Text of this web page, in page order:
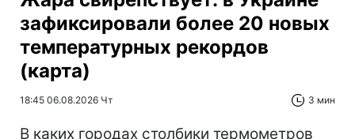
зафиксировали более 20 новых
температурных рекордов
(карта)
18:45 06.08.2026 Чт 3 мин
В каких городах столбики термометров